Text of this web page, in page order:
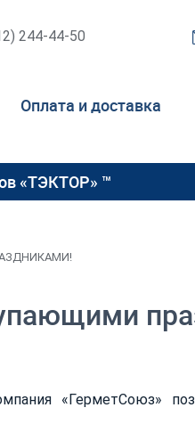
244-44-50
Оплата и доставка
«ТЭКТОР» ™
«ГерметСоюз»